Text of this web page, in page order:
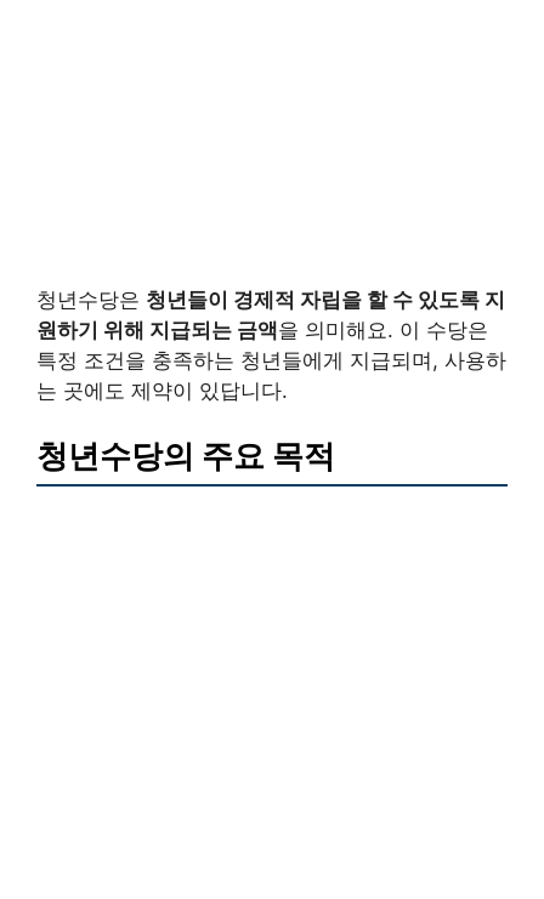
청년수당은 청년들이 경제적 자립을 할 수 있도록 지
원하기 위해 지급되는 금액을 의미해요. 이 수당은
특정 조건을 충족하는 청년들에게 지급되며, 사용하
는 곳에도 제약이 있답니다.
청년수당의 주요 목적